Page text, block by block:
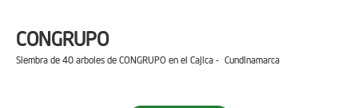
CONGRUPO
Siembra de 40 arboles de CONGRUPO en el Cajica - Cundinamarca